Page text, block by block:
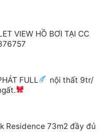
VIEW HỒ BƠI TẠI CC
FULL
nội thất 9tr/
Residence 73m2 đầy đủ